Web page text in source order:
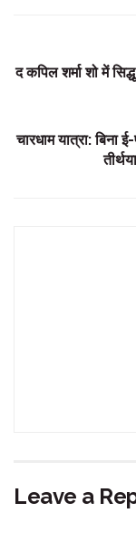
द कपिल शर्मा शो में
चारधाम यात्रा: बिना
Leave a